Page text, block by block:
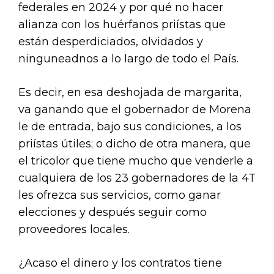
federales en 2024 y por qué no hacer
alianza con los huérfanos priístas que
están desperdiciados, olvidados y
ninguneadnos a lo largo de todo el País.
Es decir, en esa deshojada de margarita,
va ganando que el gobernador de Morena
le de entrada, bajo sus condiciones, a los
priístas útiles; o dicho de otra manera, que
el tricolor que tiene mucho que venderle a
cualquiera de los 23 gobernadores de la 4T
les ofrezca sus servicios, como ganar
elecciones y después seguir como
proveedores locales.
¿Acaso el dinero y los contratos tiene